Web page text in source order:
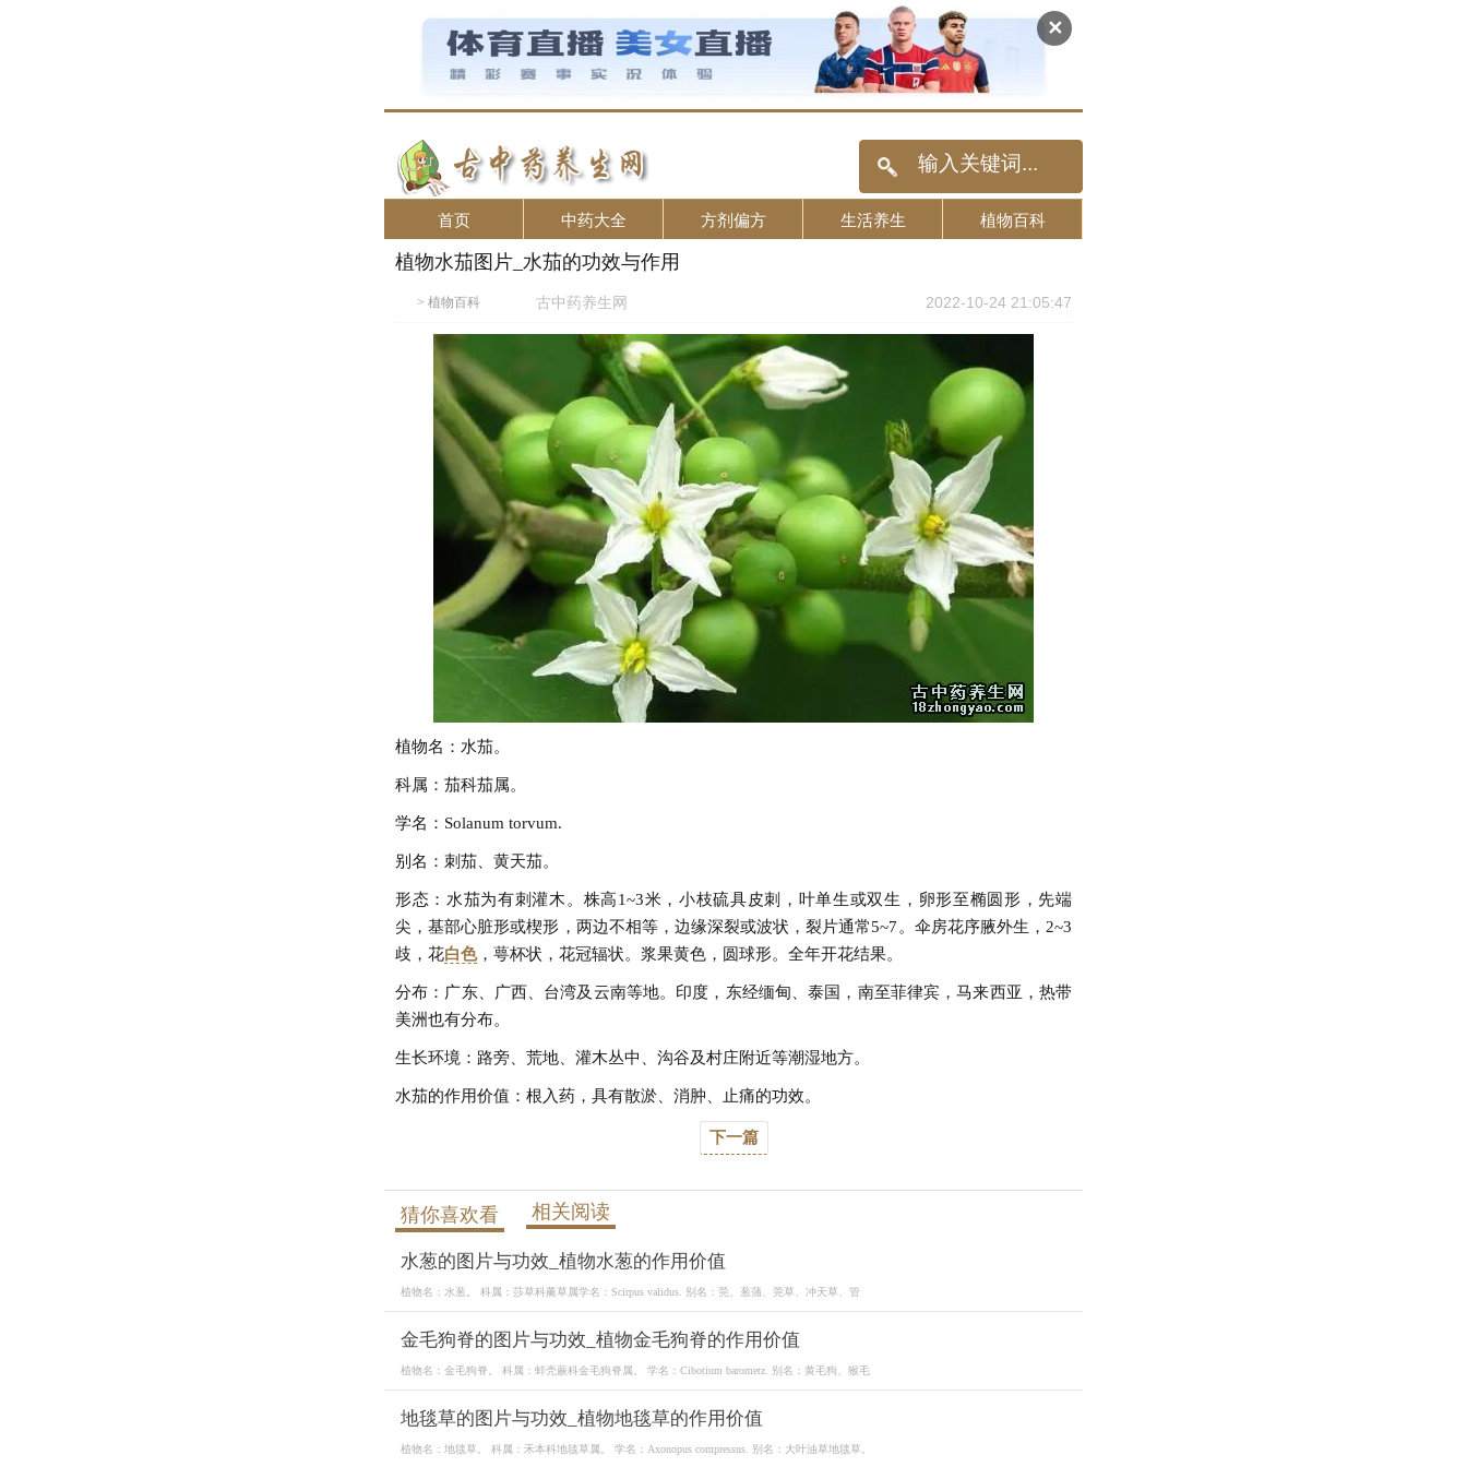
✕
首页 中药大全 方剂偏方 生活养生 植物百科
植物水茄图片_水茄的功效与作用
> 植物百科 古中药养生网 2022-10-24 21:05:47
植物名：水茄。
科属：茄科茄属。
学名：Solanum torvum.
别名：刺茄、黄天茄。
形态：水茄为有刺灌木。株高1~3米，小枝硫具皮刺，叶单生或双生，卵形至椭圆形，先端
尖，基部心脏形或楔形，两边不相等，边缘深裂或波状，裂片通常5~7。伞房花序腋外生，2~3
歧，花白色，萼杯状，花冠辐状。浆果黄色，圆球形。全年开花结果。
分布：广东、广西、台湾及云南等地。印度，东经缅甸、泰国，南至菲律宾，马来西亚，热带
美洲也有分布。
生长环境：路旁、荒地、灌木丛中、沟谷及村庄附近等潮湿地方。
水茄的作用价值：根入药，具有散淤、消肿、止痛的功效。
下一篇
猜你喜欢看 相关阅读
水葱的图片与功效_植物水葱的作用价值
植物名：水葱。 科属：莎草科薰草属学名：Scirpus validus. 别名：莞、葱蒲、莞草、冲天草、管
金毛狗脊的图片与功效_植物金毛狗脊的作用价值
植物名：金毛狗脊。 科属：蚌壳蕨科金毛狗脊属。 学名：Cibotium barometz. 别名：黄毛狗、猴毛
地毯草的图片与功效_植物地毯草的作用价值
植物名：地毯草。 科属：禾本科地毯草属。 学名：Axonopus compressus. 别名：大叶油草地毯草。